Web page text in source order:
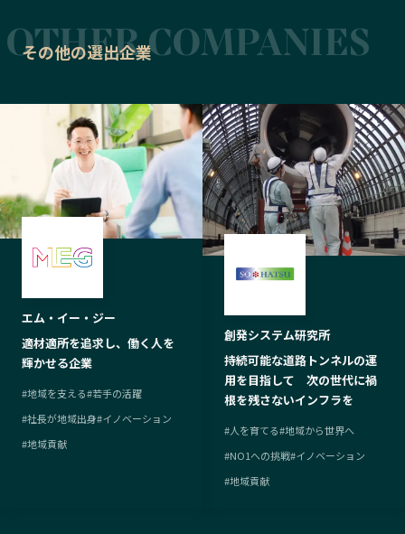
その他の選出企業
エム・イー・ジー
適材適所を追求し、働く人を
輝かせる企業
#地域を支える#若手の活躍
#社長が地域出身#イノベーション
#地域貢献
創発システム研究所
持続可能な道路トンネルの運
用を目指して 次の世代に禍
根を残さないインフラを
#人を育てる#地域から世界へ
#NO1への挑戦#イノベーション
#地域貢献